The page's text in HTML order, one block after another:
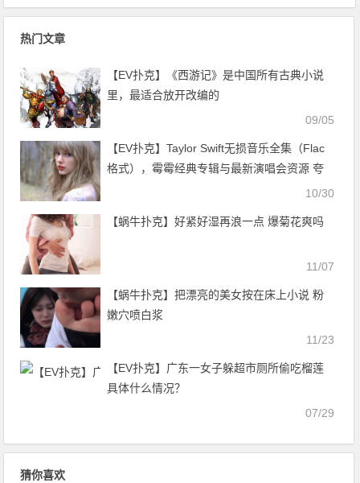
距远不止几个名额
热门文章
【EV扑克】《西游记》是中国所有古典小说
里，最适合放开改编的
09/05
【EV扑克】Taylor Swift无损音乐全集（Flac
格式），霉霉经典专辑与最新演唱会资源 夸
10/30
【蜗牛扑克】好紧好湿再浪一点 爆菊花爽吗
11/07
【蜗牛扑克】把漂亮的美女按在床上小说 粉
嫩穴喷白浆
11/23
【EV扑克】广东一女子躲超市厕所偷吃榴莲
具体什么情况？
07/29
猜你喜欢